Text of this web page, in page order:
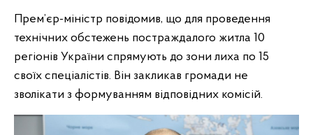
Прем’єр-міністр повідомив, що для проведення
технічних обстежень постраждалого житла 10
регіонів України спрямують до зони лиха по 15
своїх спеціалістів. Він закликав громади не
зволікати з формуванням відповідних комісій.